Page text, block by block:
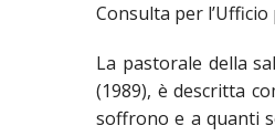
Consulta per
La pastorale della
(1989), è descritta
soffrono e a quanti